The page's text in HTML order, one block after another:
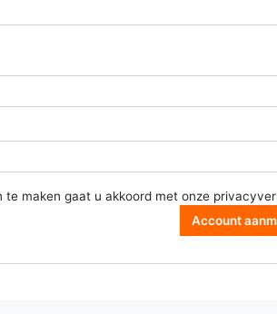
te maken gaat u akkoord met onze
Account